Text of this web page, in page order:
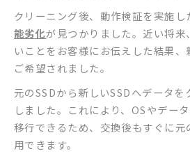
クリーニング後、動作検証を実施し
能劣化が見つかりました。近い将
いことをお客様にお伝えした結果、
ご希望されました。
元のSSDから新しいSSDへデータ
しました。これにより、OSやデー
移行できるため、交換後もすぐに
用できます。